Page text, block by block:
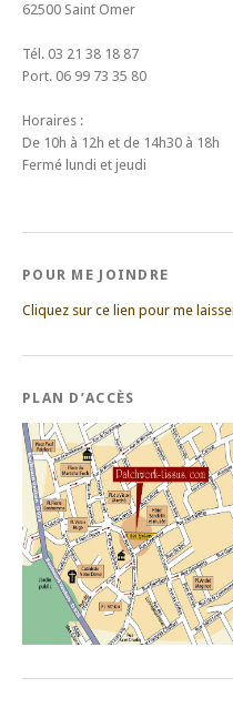
62500 Saint Omer
Tél. 03 21 38 18 87
Port. 06 99 73 35 80
Horaires :
De 10h à 12h et de 14h30 à 18h
Fermé lundi et jeudi
POUR ME JOINDRE
Cliquez sur ce lien pour me
PLAN D’ACCÈS